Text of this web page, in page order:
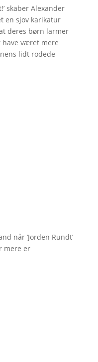
skaber Alexander
en sjov karikatur
deres børn larmer
have været mere
lidt rodede
når ’Jorden Rundt’
mere er